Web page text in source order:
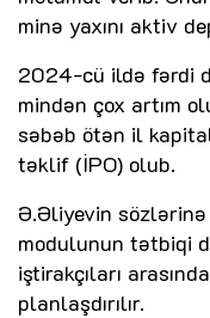
minə yaxını aktiv
2024-cü ildə fərdi
mindən çox artım
səbəb ötən il
təklif (İPO) olub.
Ə.Əliyevin
modulunun tətbiqi
iştirakçıları
planlaşdırılır.